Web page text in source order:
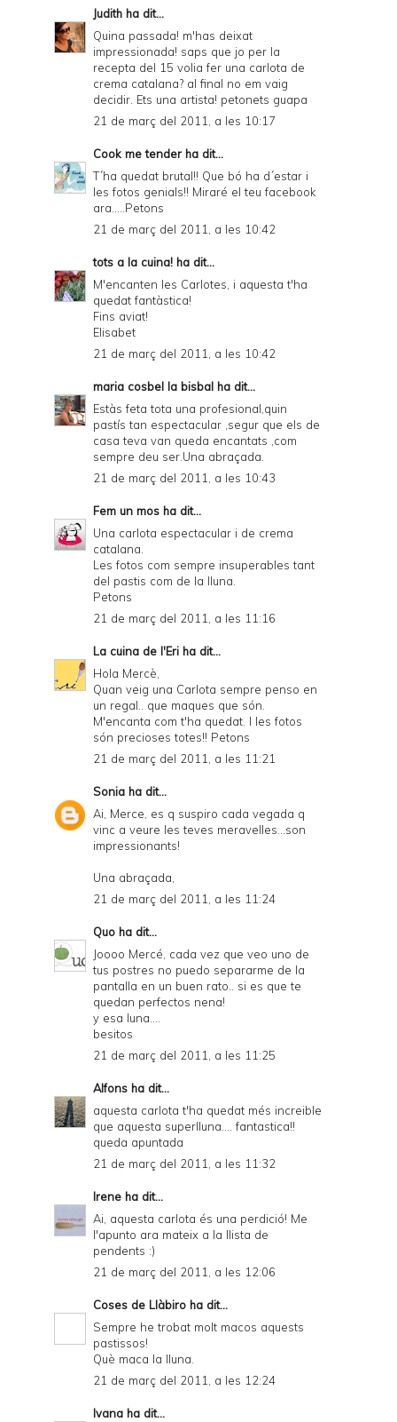
Judith ha dit...
Quina passada! m'has deixat
impressionada! saps que jo per la
recepta del 15 volia fer una carlota de
crema catalana? al final no em vaig
decidir. Ets una artista! petonets guapa
21 de març del 2011, a les 10:17
Cook me tender ha dit...
T´ha quedat brutal!! Que bó ha d´estar i
les fotos genials!! Miraré el teu facebook
ara.....Petons
21 de març del 2011, a les 10:42
tots a la cuina! ha dit...
M'encanten les Carlotes, i aquesta t'ha
quedat fantàstica!
Fins aviat!
Elisabet
21 de març del 2011, a les 10:42
maria cosbel la bisbal ha dit...
Estàs feta tota una profesional,quin
pastís tan espectacular ,segur que els de
casa teva van queda encantats ,com
sempre deu ser.Una abraçada.
21 de març del 2011, a les 10:43
Fem un mos ha dit...
Una carlota espectacular i de crema
catalana.
Les fotos com sempre insuperables tant
del pastis com de la lluna.
Petons
21 de març del 2011, a les 11:16
La cuina de l'Eri ha dit...
Hola Mercè,
Quan veig una Carlota sempre penso en
un regal.. que maques que són.
M'encanta com t'ha quedat. I les fotos
són precioses totes!! Petons
21 de març del 2011, a les 11:21
Sonia ha dit...
Ai, Merce, es q suspiro cada vegada q
vinc a veure les teves meravelles...son
impressionants!
Una abraçada,
21 de març del 2011, a les 11:24
Quo ha dit...
Joooo Mercé, cada vez que veo uno de
tus postres no puedo separarme de la
pantalla en un buen rato.. si es que te
quedan perfectos nena!
y esa luna....
besitos
21 de març del 2011, a les 11:25
Alfons ha dit...
aquesta carlota t'ha quedat més increible
que aquesta superlluna.... fantastica!!
queda apuntada
21 de març del 2011, a les 11:32
Irene ha dit...
Ai, aquesta carlota és una perdició! Me
l'apunto ara mateix a la llista de
pendents :)
21 de març del 2011, a les 12:06
Coses de Llàbiro ha dit...
Sempre he trobat molt macos aquests
pastissos!
Què maca la lluna.
21 de març del 2011, a les 12:24
Ivana ha dit...